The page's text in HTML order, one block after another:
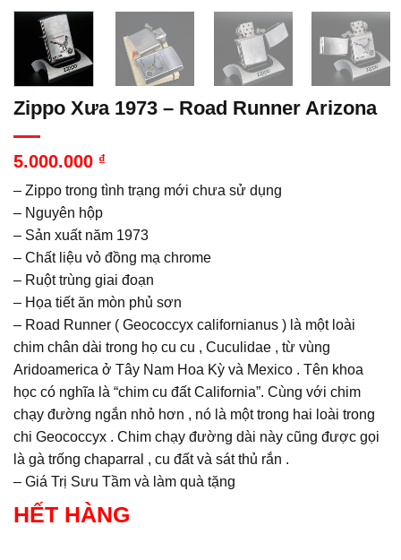
Zippo Xưa 1973 – Road Runner Arizona
5.000.000 ₫
– Zippo trong tình trạng mới chưa sử dụng
– Nguyên hộp
– Sản xuất năm 1973
– Chất liệu vỏ đồng mạ chrome
– Ruột trùng giai đoạn
– Họa tiết ăn mòn phủ sơn
– Road Runner ( Geococcyx californianus ) là một loài
chim chân dài trong họ cu cu , Cuculidae , từ vùng
Aridoamerica ở Tây Nam Hoa Kỳ và Mexico . Tên khoa
học có nghĩa là “chim cu đất California”. Cùng với chim
chạy đường ngắn nhỏ hơn , nó là một trong hai loài trong
chi Geococcyx . Chim chạy đường dài này cũng được gọi
là gà trống chaparral , cu đất và sát thủ rắn .
– Giá Trị Sưu Tầm và làm quà tặng
HẾT HÀNG